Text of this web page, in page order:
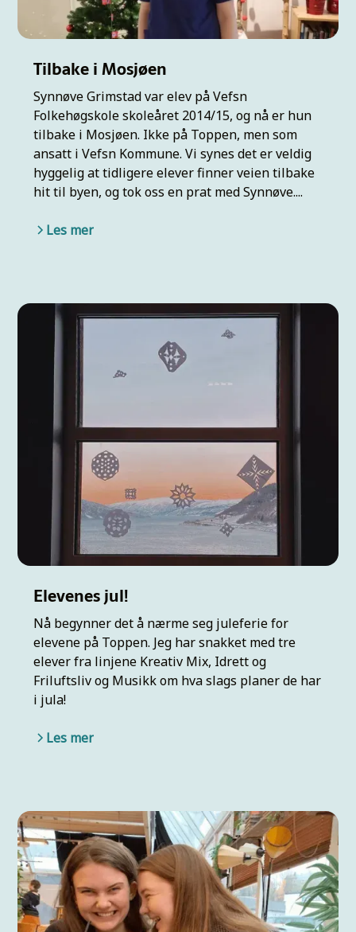
Tilbake i Mosjøen
Synnøve Grimstad var elev på Vefsn
Folkehøgskole skoleåret 2014/15, og nå er hun
tilbake i Mosjøen. Ikke på Toppen, men som
ansatt i Vefsn Kommune. Vi synes det er veldig
hyggelig at tidligere elever finner veien tilbake
hit til byen, og tok oss en prat med Synnøve....
Les mer
Elevenes jul!
Nå begynner det å nærme seg juleferie for
elevene på Toppen. Jeg har snakket med tre
elever fra linjene Kreativ Mix, Idrett og
Friluftsliv og Musikk om hva slags planer de har
i jula!
Les mer